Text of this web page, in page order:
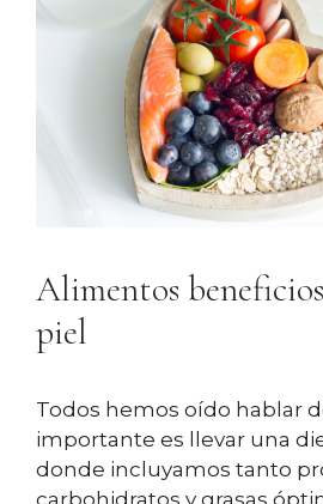
Alimentos
piel
Todos hemos oído hablar
importante es llevar una
donde incluyamos tanto